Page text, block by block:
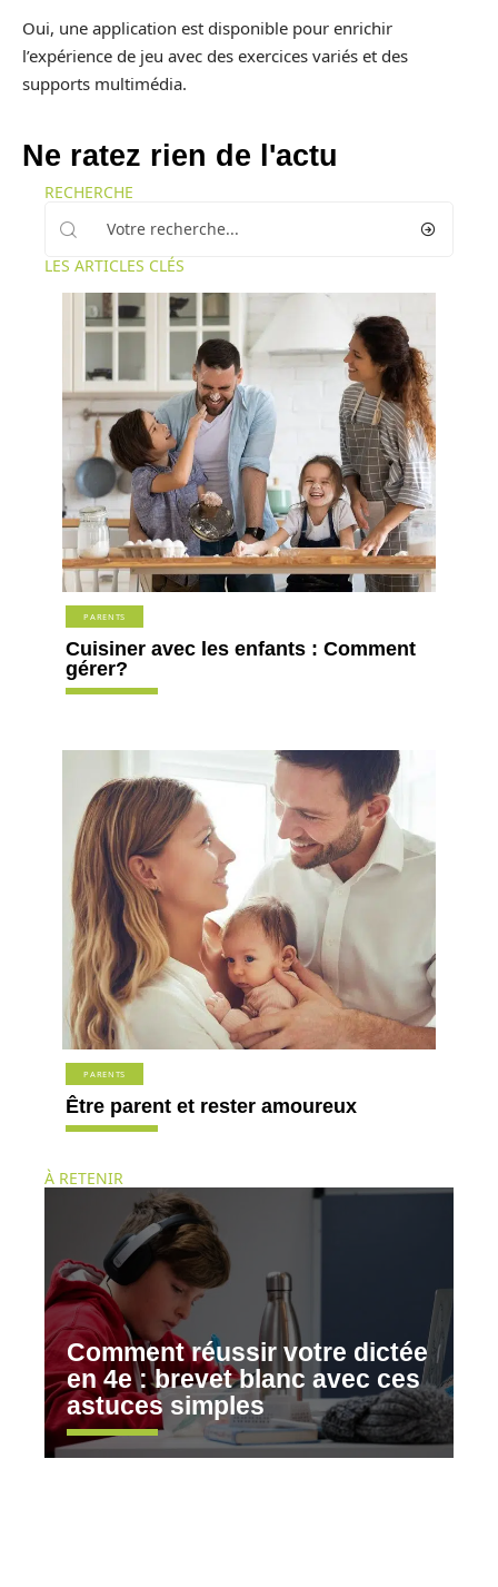
Oui, une application est disponible pour enrichir
l’expérience de jeu avec des exercices variés et des
supports multimédia.
Ne ratez rien de l'actu
RECHERCHE
LES ARTICLES CLÉS
PARENTS
Cuisiner avec les enfants : Comment
gérer?
PARENTS
Être parent et rester amoureux
À RETENIR
Comment réussir votre dictée
en 4e : brevet blanc avec ces
astuces simples